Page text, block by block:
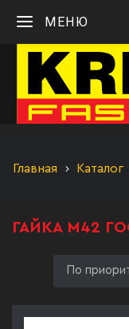
МЕНЮ
Главная Каталог
ГАЙКА М42
По